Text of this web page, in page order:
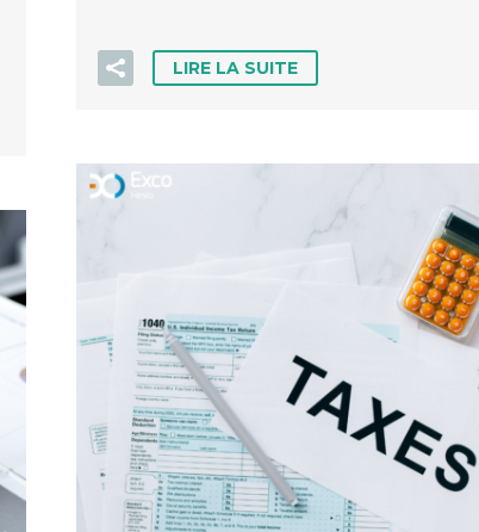
LIRE LA SUITE